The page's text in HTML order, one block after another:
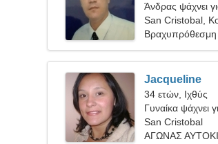
Άνδρας ψάχνει
San Cristobal,
Βραχυπρόθεσμη
Jacqueline
34 ετών, Ιχθύς
Γυναίκα ψάχνει
San Cristobal
ΑΓΩΝΑΣ